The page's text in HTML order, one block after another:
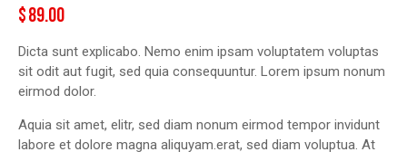
$89.00
Dicta sunt explicabo. Nemo enim ipsam voluptatem voluptas
sit odit aut fugit, sed quia consequuntur. Lorem ipsum nonum
eirmod dolor.
Aquia sit amet, elitr, sed diam nonum eirmod tempor invidunt
labore et dolore magna aliquyam.erat, sed diam voluptua. At